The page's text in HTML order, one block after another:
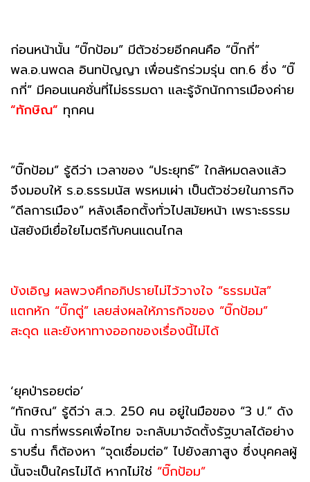
ก่อนหน้านั้น “บิ๊กป้อม” มีตัวช่วยอีกคนคือ “บิ๊กกี่”
พล.อ.นพดล อินทปัญญา เพื่อนรักร่วมรุ่น ตท.6 ซึ่ง “บิ๊
กกี่” มีคอนเนคชั่นที่ไม่ธรรมดา และรู้จักนักการเมืองค่าย
“ทักษิณ” ทุกคน
“บิ๊กป้อม” รู้ดีว่า เวลาของ “ประยุทธ์” ใกล้หมดลงแล้ว
จึงมอบให้ ร.อ.ธรรมนัส พรหมเผ่า เป็นตัวช่วยในภารกิจ
“ดีลการเมือง” หลังเลือกตั้งทั่วไปสมัยหน้า เพราะธรรม
นัสยังมีเยื่อใยไมตรีกับคนแดนไกล
บังเอิญ ผลพวงศึกอภิปรายไม่ไว้วางใจ “ธรรมนัส”
แตกหัก “บิ๊กตู่” เลยส่งผลให้ภารกิจของ “บิ๊กป้อม”
สะดุด และยังหาทางออกของเรื่องนี้ไม่ได้
‘ยุคป่ารอยต่อ’
“ทักษิณ” รู้ดีว่า ส.ว. 250 คน อยู่ในมือของ “3 ป.” ดัง
นั้น การที่พรรคเพื่อไทย จะกลับมาจัดตั้งรัฐบาลได้อย่าง
ราบรื่น ก็ต้องหา “จุดเชื่อมต่อ” ไปยังสภาสูง ซึ่งบุคคลผู้
นั้นจะเป็นใครไม่ได้ หากไม่ใช่ “บิ๊กป้อม”